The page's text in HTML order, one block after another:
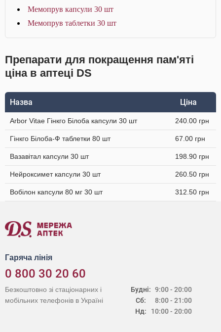
Мемопрув капсули 30 шт
Мемопрув таблетки 30 шт
Препарати для покращення пам'яті
ціна в аптеці DS
Назва Ціна
Arbor Vitae Гінкго Білоба капсули 30 шт 240.00 грн
Гінкго Білоба-Ф таблетки 80 шт 67.00 грн
Вазавітал капсули 30 шт 198.90 грн
Нейроксимет капсули 30 шт 260.50 грн
Вобілон капсули 80 мг 30 шт 312.50 грн
Гаряча лінія
0 800 30 20 60
Будні:
Сб:
Нд:
9:00 - 20:00
8:00 - 21:00
10:00 - 20:00
Безкоштовно зі стаціонарних і
мобільних телефонів в Україні